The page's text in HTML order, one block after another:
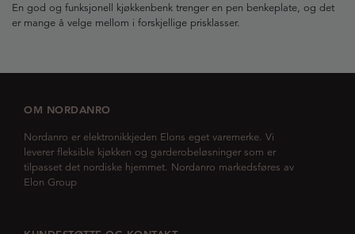
En god og funksjonell kjøkkenbenk trenger en pen benkeplate, og det
er mange å velge mellom i forskjellige prisklasser.
OM NORDANRO
Nordanro er elektronikkjeden Elons eget varemerke. Vi
leverer fleksible kjøkken og garderobeløsninger som er
tilpasset det nordiske hjemmet. Nordanro markedsføres av
Elon Group